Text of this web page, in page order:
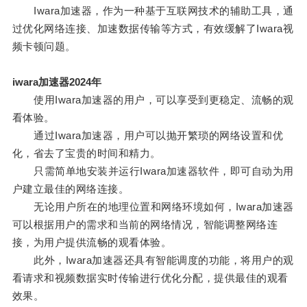
Iwara加速器，作为一种基于互联网技术的辅助工具，通
过优化网络连接、加速数据传输等方式，有效缓解了Iwara视
频卡顿问题。
iwara加速器2024年
使用Iwara加速器的用户，可以享受到更稳定、流畅的观
看体验。
通过Iwara加速器，用户可以抛开繁琐的网络设置和优
化，省去了宝贵的时间和精力。
只需简单地安装并运行Iwara加速器软件，即可自动为用
户建立最佳的网络连接。
无论用户所在的地理位置和网络环境如何，Iwara加速器
可以根据用户的需求和当前的网络情况，智能调整网络连
接，为用户提供流畅的观看体验。
此外，Iwara加速器还具有智能调度的功能，将用户的观
看请求和视频数据实时传输进行优化分配，提供最佳的观看
效果。